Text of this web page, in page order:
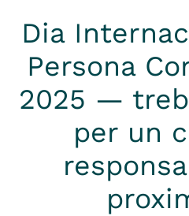
Dia
Persona
2025 —
per un